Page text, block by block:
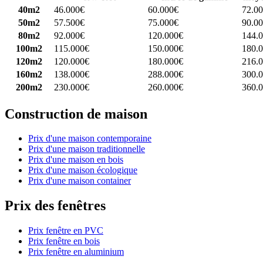
40m2
46.000€ 60.000€
50m2
57.500€ 75.000€
80m2
92.000€ 120.000€
100m2
115.000€ 150.000€
120m2
120.000€ 180.000€
160m2
138.000€ 288.000€
200m2
230.000€ 260.000€
Construction de maison
Prix d'une maison contemporaine
Prix d'une maison traditionnelle
Prix d'une maison en bois
Prix d'une maison écologique
Prix d'une maison container
Prix des fenêtres
Prix fenêtre en PVC
Prix fenêtre en bois
Prix fenêtre en aluminium